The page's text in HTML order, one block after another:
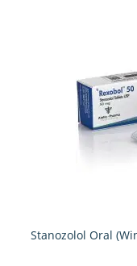
Stanozolol Oral